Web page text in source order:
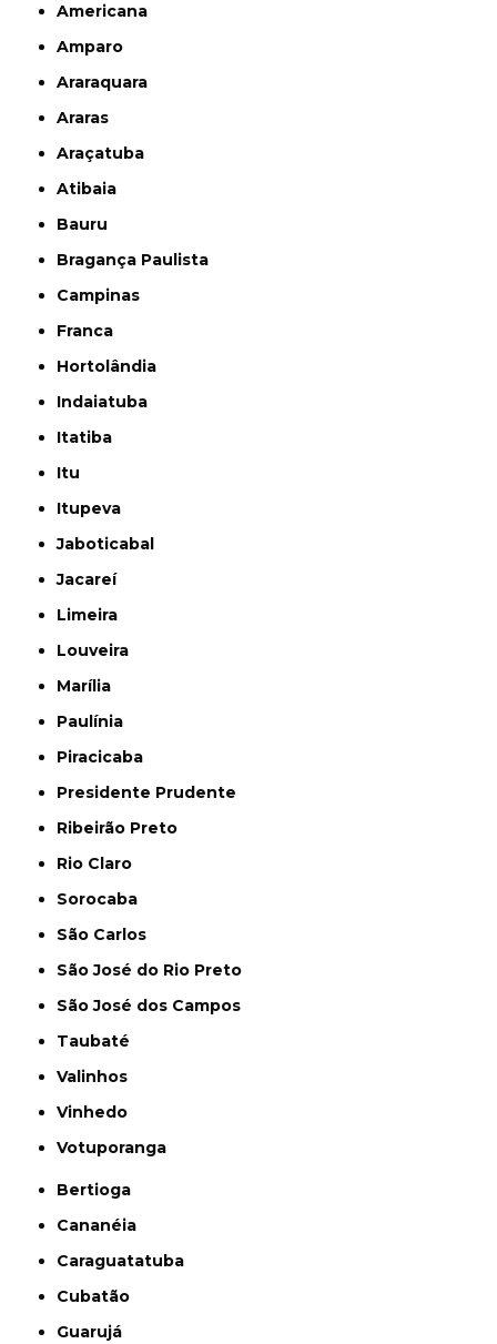
Americana
Amparo
Araraquara
Araras
Araçatuba
Atibaia
Bauru
Bragança Paulista
Campinas
Franca
Hortolândia
Indaiatuba
Itatiba
Itu
Itupeva
Jaboticabal
Jacareí
Limeira
Louveira
Marília
Paulínia
Piracicaba
Presidente Prudente
Ribeirão Preto
Rio Claro
Sorocaba
São Carlos
São José do Rio Preto
São José dos Campos
Taubaté
Valinhos
Vinhedo
Votuporanga
Bertioga
Cananéia
Caraguatatuba
Cubatão
Guarujá